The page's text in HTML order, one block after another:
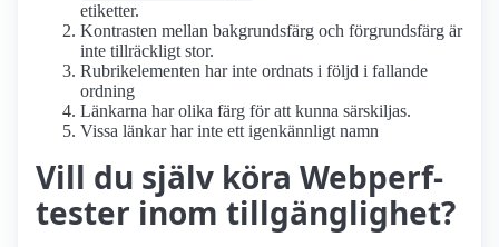
etiketter.
Kontrasten mellan bakgrundsfärg och förgrundsfärg är
inte tillräckligt stor.
Rubrikelementen har inte ordnats i följd i fallande
ordning
Länkarna har olika färg för att kunna särskiljas.
Vissa länkar har inte ett igenkännligt namn
Vill du själv köra Webperf-
tester inom tillgänglighet?